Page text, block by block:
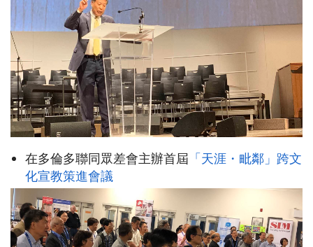
在多倫多聯同眾差會主辦首屆 「天涯・毗鄰」跨文
化宣教策進會議